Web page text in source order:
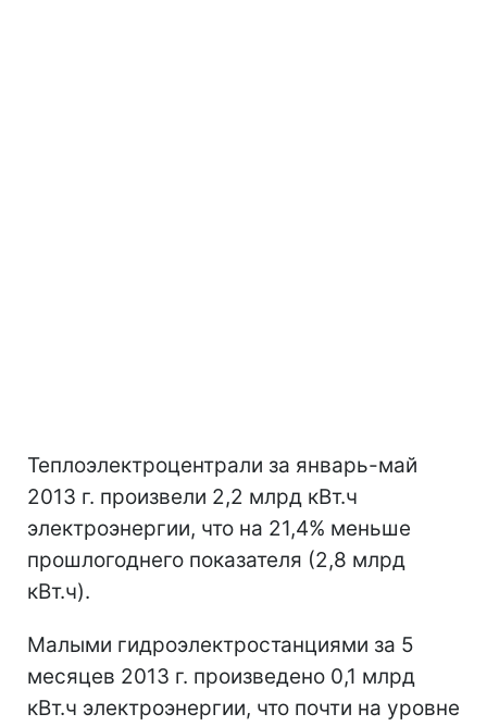
Теплоэлектроцентрали за январь-май
2013 г. произвели 2,2 млрд кВт.ч
электроэнергии, что на 21,4% меньше
прошлогоднего показателя (2,8 млрд
кВт.ч).
Малыми гидроэлектростанциями за 5
месяцев 2013 г. произведено 0,1 млрд
кВт.ч электроэнергии, что почти на уровне